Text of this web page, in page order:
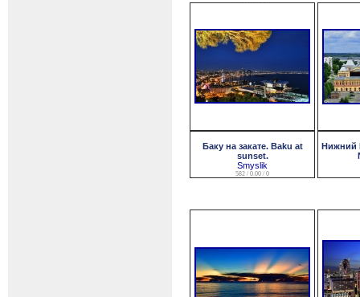
Баку на закате. Baku at
sunset.
Smyslik
582 / 0.00 / 0
Нижний